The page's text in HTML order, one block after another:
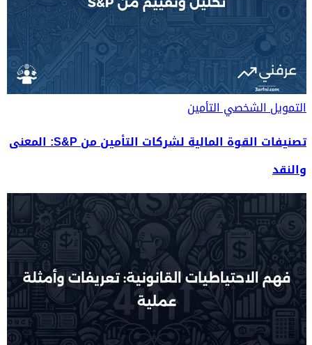
التمويل الشخصيالتأمين
تصنيفات القوة المالية لشركات التأمين من S&P: المعنى
والنقد